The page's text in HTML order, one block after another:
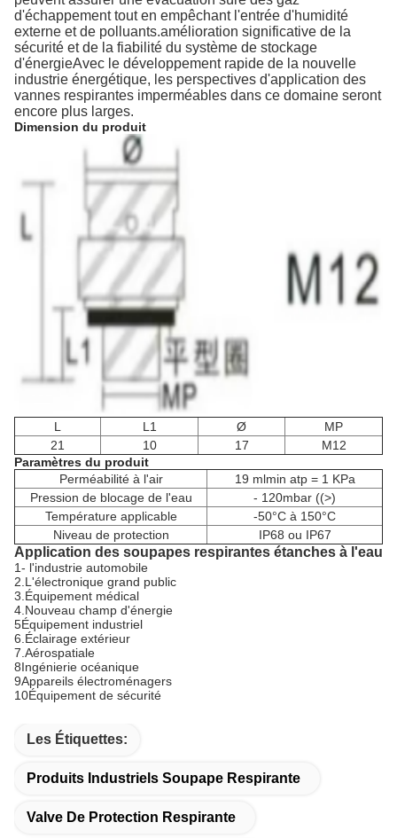
d'échappement tout en empêchant l'entrée d'humidité
externe et de polluants.amélioration significative de la
sécurité et de la fiabilité du système de stockage
d'énergieAvec le développement rapide de la nouvelle
industrie énergétique, les perspectives d'application des
vannes respirantes imperméables dans ce domaine seront
encore plus larges.
Dimension du produit
L L1 Ø
MP
21
10 17
M12
Paramètres du produit
Perméabilité à l'air
19 mlmin atp = 1 KPa
Pression de blocage de l'eau
- 120mbar ((>)
Température applicable
-50°C à 150°C
Niveau de protection
IP68 ou IP67
Application des soupapes respirantes étanches à l'eau
1- l'industrie automobile
2.L'électronique grand public
3.Équipement médical
4.Nouveau champ d'énergie
5Équipement industriel
6.Éclairage extérieur
7.Aérospatiale
8Ingénierie océanique
9Appareils électroménagers
10Équipement de sécurité
Les Étiquettes:
Produits Industriels Soupape Respirante
Valve De Protection Respirante